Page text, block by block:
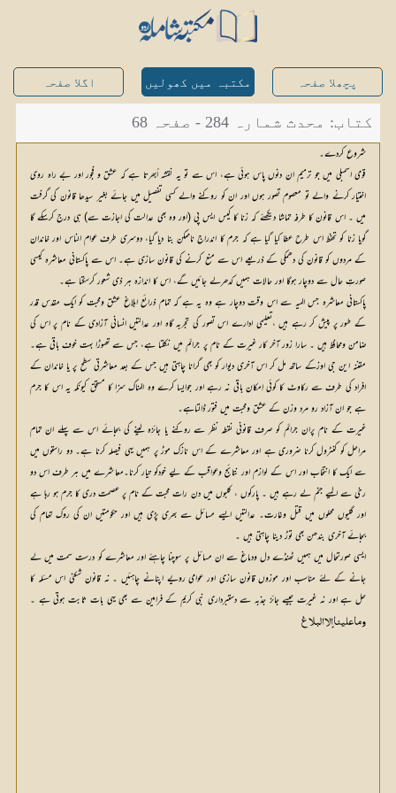
پچھلا صفحہ مکتبہ میں کھولیں اگلا صفحہ
کتاب: محدث شمارہ 284 - صفحہ 68
شروع کردے۔
قومی اسمبلی میں جو ترمیم ان دنوں پاس ہوئی ہے، اس سے تو یہ نقشہ اُبھرتا ہے کہ عشق و فجور اور بے راہ روی
اختیار کرنے والے تو معصوم تصور ہوں اور ان کو روکنے والے کسی تفصیل میں جائے بغیر سیدھا قانون کی گرفت
میں ۔ اس قانون کا طرفہ تماشا دیکھئے کہ زنا کا کیس ایس پی (اور وہ بھی عدالت کی اجازت سے) ہی درج کرسکے گا
گویا زنا کو تحفظ اس طرح عطا کیا گیا ہے کہ جرم کا اندراج ناممکن بنا دیا گیا، دوسری طرف عوام الناس اور خاندان
کے مردوں کو قانون کی دھمکی کے ذریعے اس سے منع کرنے کی قانون سازی ہے۔ اس سے پاکستانی معاشرہ کیسی
صورتِ حال سے دوچار ہوگا اور حالات ہمیں کدھرلے جائیں گے، اس کا اندازہ ہر ذی شعور کرسکتا ہے۔
پاکستانی معاشرہ جس المیہ سے اس وقت دوچار ہے وہ یہ ہے کہ تمام ذرائع ابلاغ عشق ومحبت کو ایک مقدس قدر
کے طور پر پیش کر رہے ہیں ،تعلیمی ادارے اس تصور کی تجربہ گاہ اور عدالتیں انسانی آزادی کے نام پر اس کی
ضامن ومحافظ ہیں ۔ سارا زور آخر کار غیرت کے نام پر جرائم میں نکلتا ہے، جس سے تھوڑا بہت خوف باقی ہے۔
مقننہ این جی اوزکے ساتھ مل کر اس آخری دیوار کو بھی گرانا چاہتی ہیں جس کے بعد معاشرتی سطح پر یا خاندان کے
افراد کی طرف سے رکاوٹ کا کوئی اِمکان باقی نہ رہے اور جوایسا کرے وہ المناک سزا کا مستحق کیونکہ یہ اس کا جرم
ہے جو ان آزاد رو مرد وزن کے عشق ومحبت میں فتور ڈالتاہے۔
غیرت کے نام پران جرائم کو صرف قانونی نقطہ نظر سے روکنے یا جائزہ لینے کی بجائے اس سے پہلے ان تمام
مراحل کو کنٹرول کرنا ضروری ہے اور معاشرے کے اس نازک موڑ پر ہمیں یہی فیصلہ کرنا ہے۔ دو راستوں میں
سے ایک کا انتخاب اور اس کے لوازم اور نتائج وعواقب کے لیے خودکو تیار کرنا۔معاشرے میں ہر طرف اس دو
رخی سے المیے جنم لے رہے ہیں ۔ پارکوں ، کلبوں میں دن رات محبت کے نام پر عصمت دری کا جرم ہو رہا ہے
اور گلیوں محلوں میں قتل وغارت۔ عدالتیں ایسے مسائل سے بھری پڑی ہیں اور حکومتیں ان کی روک تھام کی
بجائے آخری بندھن بھی توڑ دینا چاہتی ہیں ۔
ایسی صورتحال میں ہمیں ٹھنڈے دل ودماغ سے ان مسائل پر سوچنا چاہئے اور معاشرے کو درست سمت میں لے
جانے کے لئے مناسب اور موزوں قانون سازی اور عوامی رویے اپنانے چاہئیں ۔ نہ قانون شکنی اس مسئلہ کا
حل ہے اور نہ غیرت جیسے جائز جذبہ سے دستبرداری نبی کریم کے فرامین سے بھی یہی بات ثابت ہوتی ہے ۔
وما علينا إلا البلاغ